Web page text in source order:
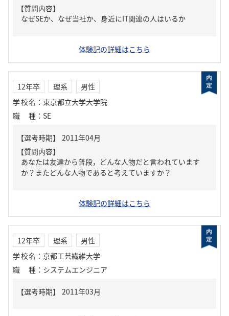
【質問内容】
なぜSEか、なぜ当社か、身近にIT関連の人はいるか
体験記の詳細はこちら
12年卒 理系
男性
学校名 ： 東京都立大学大学院
職種 ： SE
【質問内容】
あなたは友達から普段，どんな人物だと言われています
か？またどんな人物であると考えていますか？
体験記の詳細はこちら
12年卒 理系
男性
学校名 ： 京都工芸繊維大学
職種 ： システムエンジニア